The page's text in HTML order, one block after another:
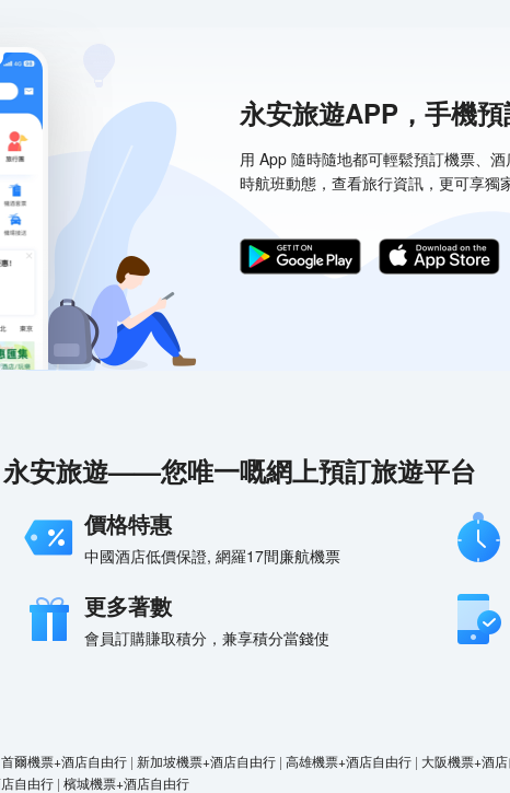
永安旅遊APP，手機預
用 App 隨時隨地都可輕鬆預訂機票、
時航班動態，查看旅行資訊，更可享獨
永安旅遊——您唯一嘅網上預訂旅遊平台
價格特惠
中國酒店低價保證, 網羅17間廉航機票
更多著數
會員訂購賺取積分，兼享積分當錢使
首爾機票+酒店自由行 | 新加坡機票+酒店自由行 | 高雄機票+酒店自由行 | 大阪機票+酒
自由行 | 檳城機票+酒店自由行